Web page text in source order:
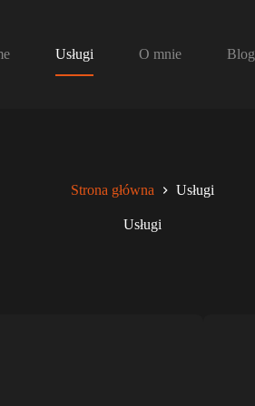
Usługi O mnie Blog
Strona główna Usługi
Usługi